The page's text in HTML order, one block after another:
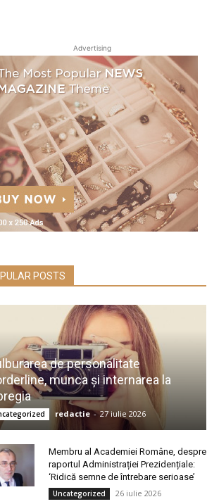
Advertising
POSTS
de personalitate
munca și internarea la
redactie - 27 iulie 2026
Membru al Academiei Române, despre
raportul Administrației Prezidențiale:
‘Ridică semne de întrebare serioase’
Uncategorized 26 iulie 2026